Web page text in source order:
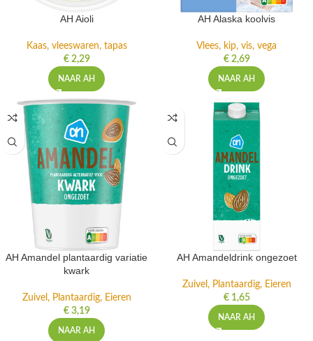
AH Aioli
Kaas, vleeswaren, tapas
€2,29
NAAR AH
AH Alaska koolvis
Vlees, kip, vis, vega
€2,69
NAAR AH
AH Amandel plantaardig variatie
kwark
Zuivel, Plantaardig, Eieren
€3,19
NAAR AH
AH Amandeldrink ongezoet
Zuivel, Plantaardig, Eieren
€1,65
NAAR AH